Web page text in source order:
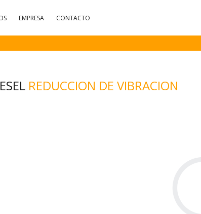
EMPRESA CONTACTO
REDUCCION DE VIBRACION